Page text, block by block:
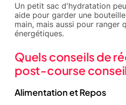
Un petit sac d'hydratation
aide pour garder une
main, mais aussi pour ranger
énergétiques.
Quels conseils de
post-course
Alimentation et Repos